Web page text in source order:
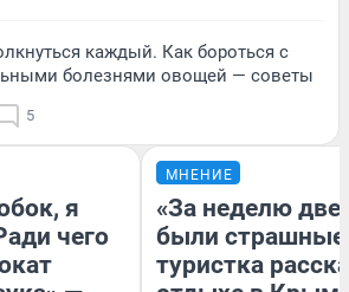
каждый. Как бороться с
болезнями овощей — советы
5
я
чего
МНЕНИЕ
«За неделю две
были
туристка